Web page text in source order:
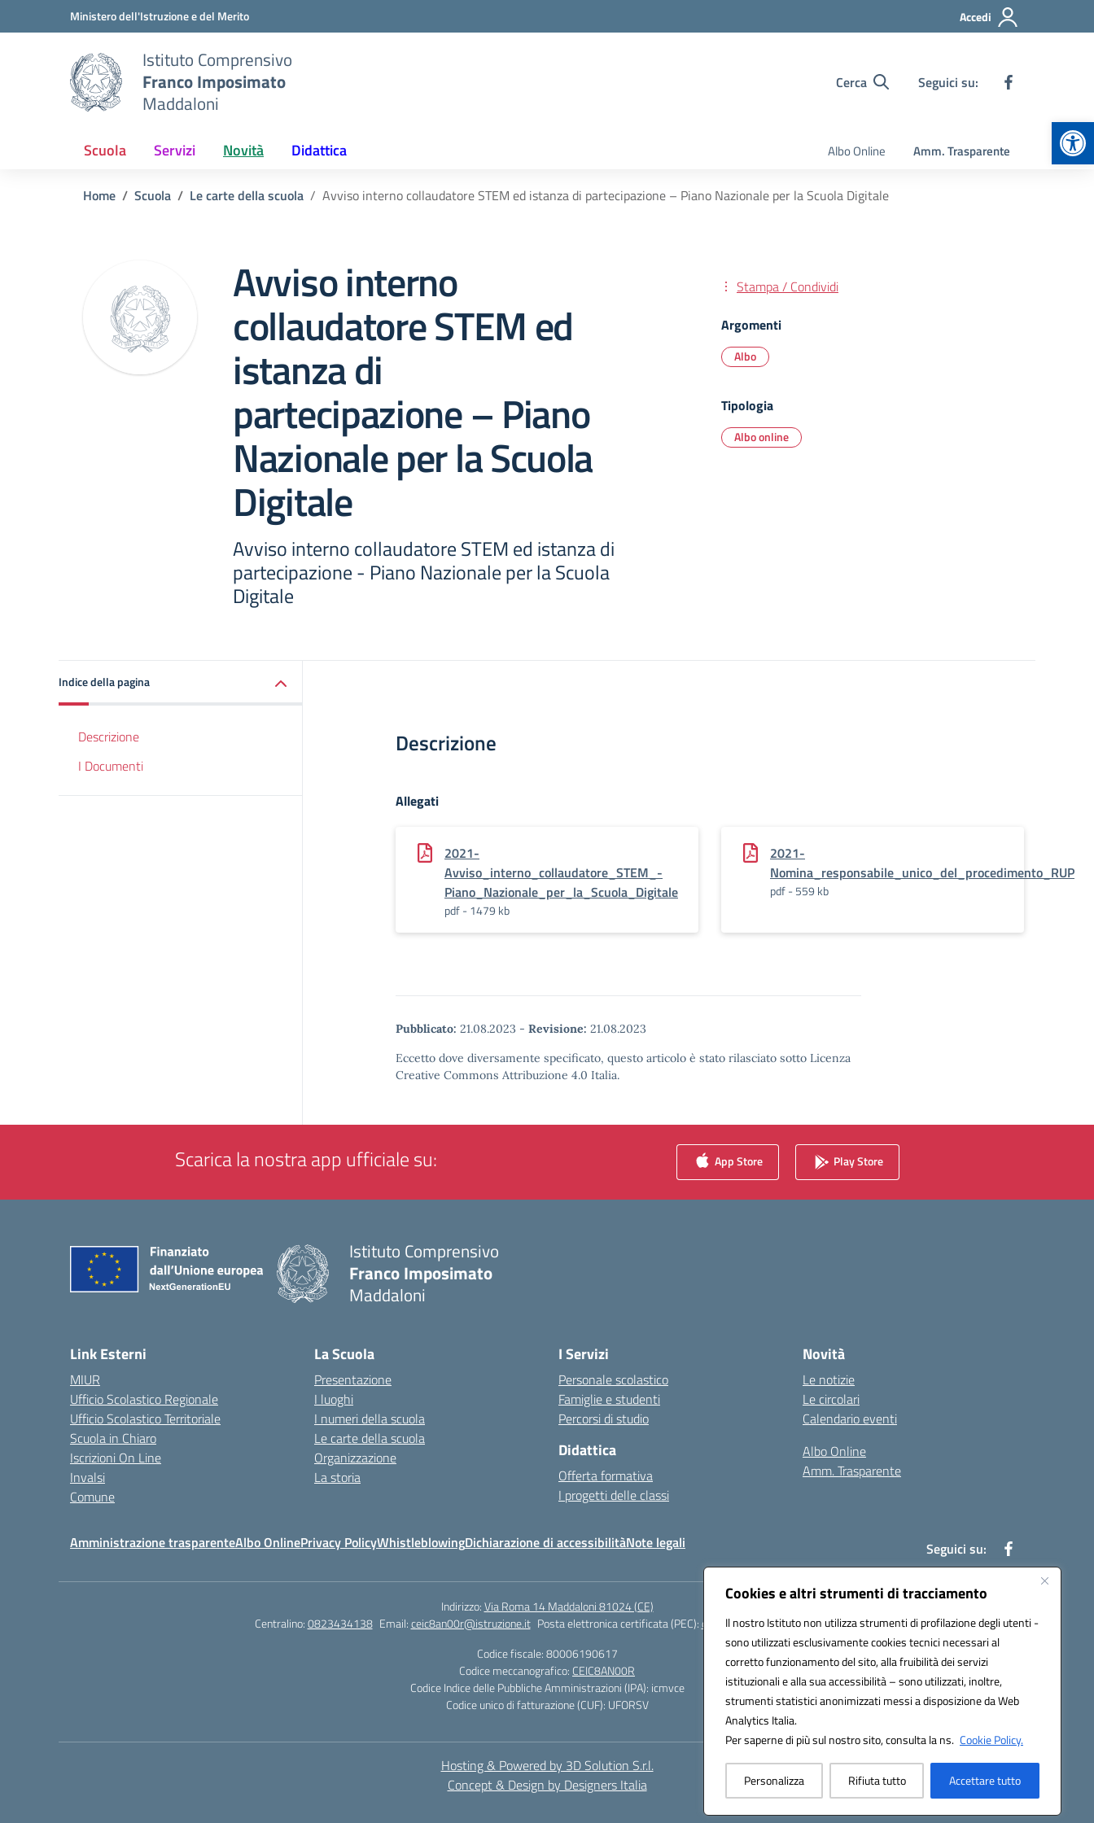
Cookies e altri strumenti di tracciamento
Il nostro Istituto non utilizza strumenti di profilazione degli utenti -
sono utilizzati esclusivamente cookies tecnici necessari al
corretto funzionamento del sito, alla fruibilità dei servizi
istituzionali e alla sua accessibilità – sono utilizzati, inoltre,
strumenti statistici anonimizzati messi a disposizione da Web
Analytics Italia.
Per saperne di più sul nostro sito, consulta la ns. Cookie Policy.
Personalizza Rifiuta tutto Accettare tutto
Vai ai contenuti
Vai al menu di navigazioneMinistero dell'Istruzione e del Merito Accedi
Istituto Comprensivo
Franco Imposimato
Maddaloni
Cerca Seguici su:
Scuola Servizi Novità Didattica Albo Online Amm. Trasparente
Home Scuola Le carte della scuola Avviso interno collaudatore STEM ed istanza di partecipazione – Piano Nazionale per la Scuola Digitale
Avviso interno
collaudatore STEM ed
istanza di
partecipazione – Piano
Nazionale per la Scuola
Digitale
Avviso interno collaudatore STEM ed istanza di
partecipazione - Piano Nazionale per la Scuola
Digitale
Stampa / Condividi
Argomenti
Albo
Tipologia
Albo online
Indice della pagina
Descrizione
I Documenti
Descrizione
Allegati
2021-
Avviso_interno_collaudatore_STEM_-
Piano_Nazionale_per_la_Scuola_Digitale
pdf - 1479 kb
2021-
Nomina_responsabile_unico_del_procedimento_RUP
pdf - 559 kb
Pubblicato: 21.08.2023 - Revisione: 21.08.2023
Eccetto dove diversamente specificato, questo articolo è stato rilasciato sotto Licenza
Creative Commons Attribuzione 4.0 Italia.
Scarica la nostra app ufficiale su: App Store Play Store
Istituto Comprensivo
Franco Imposimato
Maddaloni
Link Esterni
MIUR
Ufficio Scolastico Regionale
Ufficio Scolastico Territoriale
Scuola in Chiaro
Iscrizioni On Line
Invalsi
Comune
La Scuola
Presentazione
I luoghi
I numeri della scuola
Le carte della scuola
Organizzazione
La storia
I Servizi
Personale scolastico
Famiglie e studenti
Percorsi di studio
Didattica
Offerta formativa
I progetti delle classi
Novità
Le notizie
Le circolari
Calendario eventi
Albo Online
Amm. Trasparente
Amministrazione trasparenteAlbo OnlinePrivacy PolicyWhistleblowingDichiarazione di accessibilitàNote legali Seguici su:
Indirizzo:Via Roma 14 Maddaloni 81024 (CE)
Centralino:0823434138 Email:ceic8an00r@istruzione.it Posta elettronica certificata (PEC):ceic8an00r@pec.istruzione.it
Codice fiscale: 80006190617
Codice meccanografico: CEIC8AN00R
Codice Indice delle Pubbliche Amministrazioni (IPA): icmvce
Codice unico di fatturazione (CUF): UFORSV
Hosting & Powered by 3D Solution S.r.l.
Concept & Design by Designers Italia